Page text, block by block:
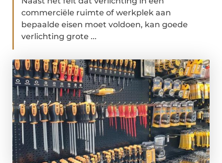
commerciële ruimte of werkplek aan
bepaalde eisen moet voldoen, kan goede
verlichting grote ...